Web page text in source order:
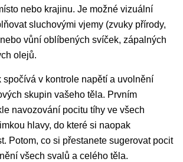
nebo krajinu. Je možné vizuální
sluchovými vjemy (zvuky přírody,
vůní oblíbených svíček, zápalných
olejů.
spočívá v kontrole napětí a uvolnění
skupin vašeho těla. Prvním
navozování pocitu tíhy ve všech
hlavy, do které si naopak
Potom, co si přestanete sugerovat pocit
všech svalů a celého těla.